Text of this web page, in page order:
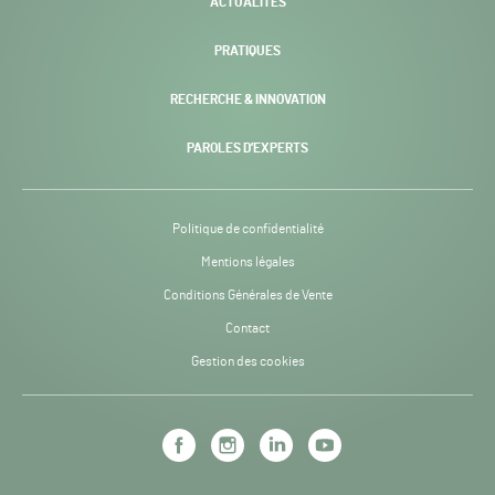
PRATIQUES
RECHERCHE & INNOVATION
PAROLES D’EXPERTS
Politique de confidentialité
Mentions légales
Conditions Générales de Vente
Contact
Gestion des cookies